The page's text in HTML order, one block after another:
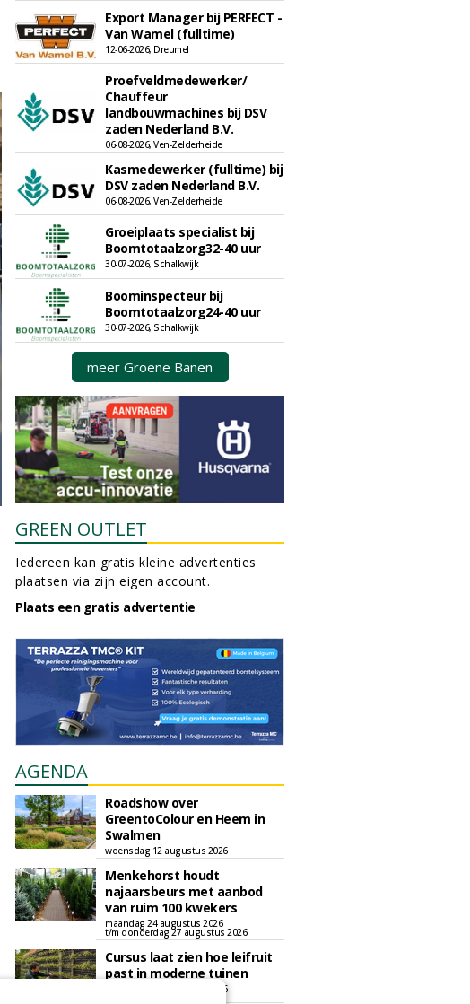
Export Manager bij PERFECT -
Van Wamel (fulltime)
12-06-2026, Dreumel
Proefveldmedewerker/
Chauffeur
landbouwmachines bij DSV
zaden Nederland B.V.
06-08-2026, Ven-Zelderheide
Kasmedewerker (fulltime) bij
DSV zaden Nederland B.V.
06-08-2026, Ven-Zelderheide
Groeiplaats specialist bij
Boomtotaalzorg32-40 uur
30-07-2026, Schalkwijk
Boominspecteur bij
Boomtotaalzorg24-40 uur
30-07-2026, Schalkwijk
meer Groene Banen
GREEN OUTLET
Iedereen kan gratis kleine advertenties
plaatsen via zijn eigen account.
Plaats een gratis advertentie
AGENDA
Roadshow over
GreentoColour en Heem in
Swalmen
woensdag 12 augustus 2026
Menkehorst houdt
najaarsbeurs met aanbod
van ruim 100 kwekers
maandag 24 augustus 2026
t/m donderdag 27 augustus 2026
Cursus laat zien hoe leifruit
past in moderne tuinen
woensdag 26 augustus 2026